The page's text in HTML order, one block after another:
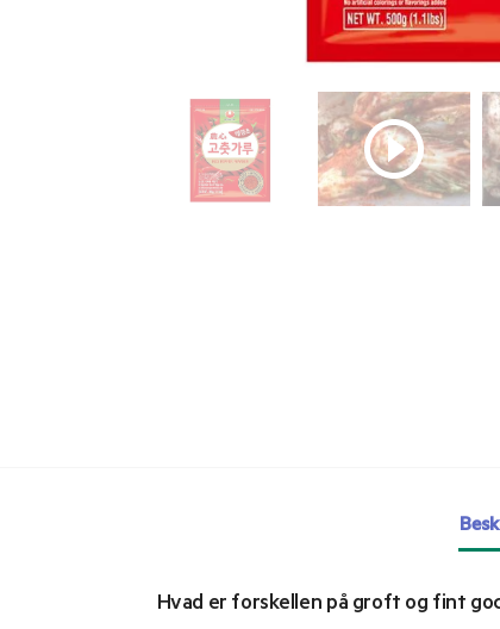
Hvad er forskellen på groft og fint